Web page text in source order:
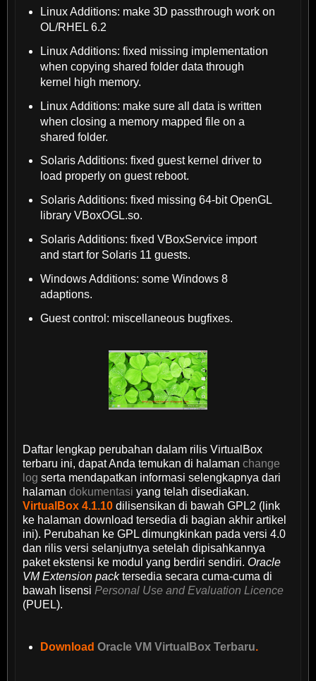
Linux Additions: make 3D passthrough work on
OL/RHEL 6.2
Linux Additions: fixed missing implementation
when copying shared folder data through
kernel high memory.
Linux Additions: make sure all data is written
when closing a memory mapped file on a
shared folder.
Solaris Additions: fixed guest kernel driver to
load properly on guest reboot.
Solaris Additions: fixed missing 64-bit OpenGL
library VBoxOGL.so.
Solaris Additions: fixed VBoxService import
and start for Solaris 11 guests.
Windows Additions: some Windows 8
adaptions.
Guest control: miscellaneous bugfixes.
Daftar lengkap perubahan dalam rilis VirtualBox
terbaru ini, dapat Anda temukan di halamanchange
log serta mendapatkan informasi selengkapnya dari
halamandokumentasi yang telah disediakan.
VirtualBox 4.1.10 dilisensikan di bawah GPL2 (link
ke halaman download tersedia di bagian akhir artikel
ini). Perubahan ke GPL dimungkinkan pada versi 4.0
dan rilis versi selanjutnya setelah dipisahkannya
paket ekstensi ke modul yang berdiri sendiri. Oracle
VM Extension packtersedia secara cuma-cuma di
bawah lisensiPersonal Use and Evaluation Licence
(PUEL).
Download Oracle VM VirtualBox Terbaru.